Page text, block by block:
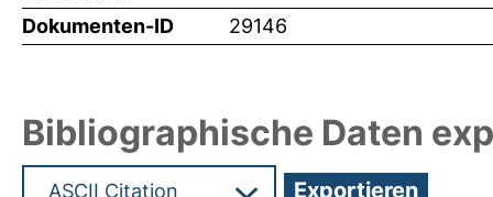
Dokumenten-ID 29146
Bibliographische Daten